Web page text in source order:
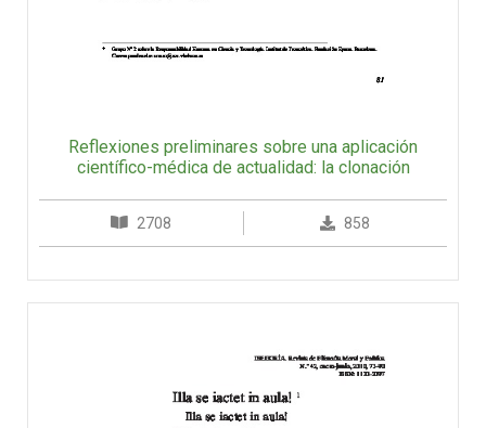
Reflexiones preliminares sobre una aplicación
científico-médica de actualidad: la clonación
2708 858